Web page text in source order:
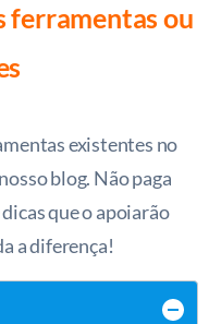
ferramentas ou
existentes no
blog. Não paga
que o apoiarão
a diferença!